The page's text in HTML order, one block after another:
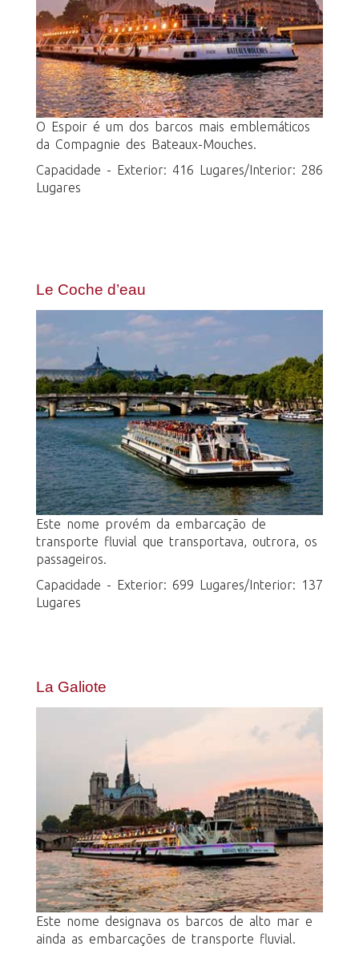
O Espoir é um dos barcos mais emblemáticos
da Compagnie des Bateaux-Mouches.
Capacidade - Exterior: 416 Lugares/Interior: 286
Lugares
Le Coche d’eau
Este nome provém da embarcação de
transporte fluvial que transportava, outrora, os
passageiros.
Capacidade - Exterior: 699 Lugares/Interior: 137
Lugares
La Galiote
Este nome designava os barcos de alto mar e
ainda as embarcações de transporte fluvial.